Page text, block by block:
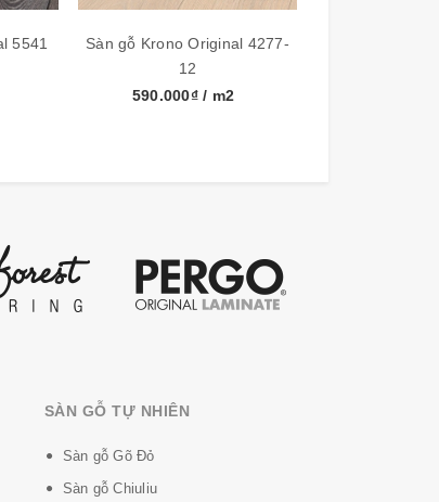
5541
Sàn gỗ Krono Original 4277-
12
590.000₫/ m2
SÀN GỖ TỰ NHIÊN
Sàn gỗ Gõ Đỏ
Sàn gỗ Chiuliu